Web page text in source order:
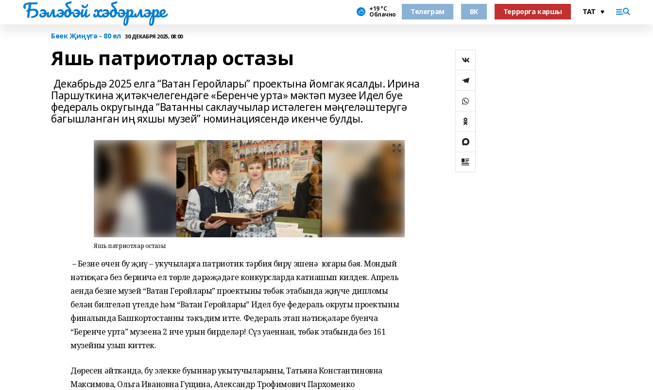
Бэлэбэй хэбэрлэре +19 °С
Облачно Телеграм ВК Террорга каршы
Бөек Җиңүгә - 80 ел 30 ДЕКАБРЯ 2025, 08:00
Яшь патриотлар остазы
Декабрьдә 2025 елга “Ватан Геройлары” проектына йомгак ясалды. Ирина
Паршуткина җитәкчелегендәге «Беренче урта» мәктәп музее Идел буе
федераль округында “Ватанны саклаучылар истәлеген мәңгеләштерүгә
багышланган иң яхшы музей” номинациясендә икенче булды.
Яшь патриотлар остазы
– Безнең өчен бу җиңү – укучыларга патриотик тәрбия бирү эшенә югары бәя. Мондый
нәтиҗәгә без берничә ел төрле дәрәҗәдәге конкурсларда катнашып килдек. Апрель
аенда безнең музей “Ватан Геройлары” проектының төбәк этабында җиңүче дипломы
белән билгеләп үтелде һәм “Ватан Геройлары” Идел буе федераль округы проектының
финалында Башкортостанны тәкъдим итте. Федераль этап нәтиҗәләре буенча
“Беренче урта” музеена 2 нче урын бирделәр! Сүз уңаеннан, төбәк этабында без 161
музейны узып киттек.
Дөресен әйткәндә, бу элекке буыннар укытучыларының, Татьяна Константиновна
Максимова, Ольга Ивановна Гущина, Александр Трофимович Пархоменко